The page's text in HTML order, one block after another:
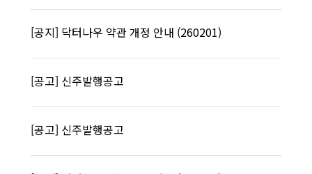
[공지] 닥터나우 약관 개정 안내 (260201)
[공고] 신주발행공고
[공고] 신주발행공고